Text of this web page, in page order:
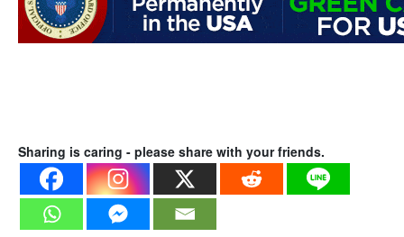
Sharing is caring - please share with your friends.